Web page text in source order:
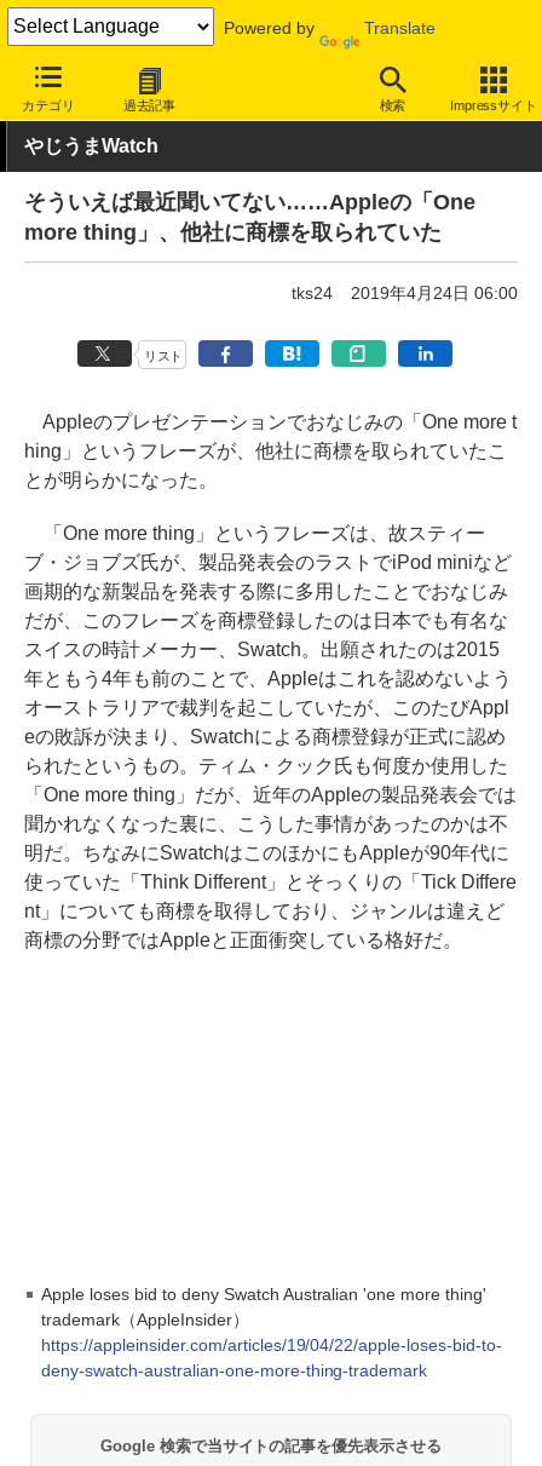
Powered by Translate
カテゴリ 過去記事 検索 Impressサイト
INTERNET Watch トピック
やじうまWatch
そういえば最近聞いてない……Appleの「One
more thing」、他社に商標を取られていた
tks24 2019年4月24日 06:00
リスト
Appleのプレゼンテーションでおなじみの「One more t
hing」というフレーズが、他社に商標を取られていたこ
とが明らかになった。
「One more thing」というフレーズは、故スティー
ブ・ジョブズ氏が、製品発表会のラストでiPod miniなど
画期的な新製品を発表する際に多用したことでおなじみ
だが、このフレーズを商標登録したのは日本でも有名な
スイスの時計メーカー、Swatch。出願されたのは2015
年ともう4年も前のことで、Appleはこれを認めないよう
オーストラリアで裁判を起こしていたが、このたびAppl
eの敗訴が決まり、Swatchによる商標登録が正式に認め
られたというもの。ティム・クック氏も何度か使用した
「One more thing」だが、近年のAppleの製品発表会では
聞かれなくなった裏に、こうした事情があったのかは不
明だ。ちなみにSwatchはこのほかにもAppleが90年代に
使っていた「Think Different」とそっくりの「Tick Differe
nt」についても商標を取得しており、ジャンルは違えど
商標の分野ではAppleと正面衝突している格好だ。
Apple loses bid to deny Swatch Australian 'one more thing'
trademark（AppleInsider）
https://appleinsider.com/articles/19/04/22/apple-loses-bid-to-
deny-swatch-australian-one-more-thing-trademark
Google 検索で当サイトの記事を優先表示させる